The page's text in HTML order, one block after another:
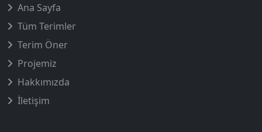
Ana Sayfa
Tüm Terimler
Terim Öner
Projemiz
Hakkımızda
İletişim